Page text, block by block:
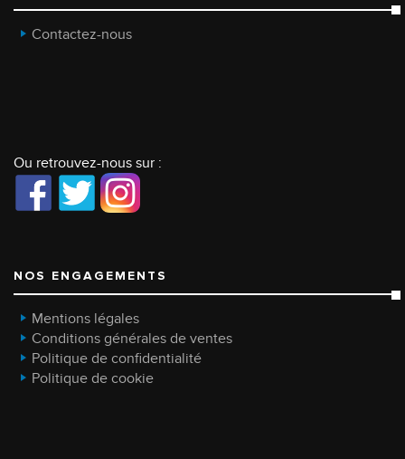
Contactez-nous
Ou retrouvez-nous sur :
NOS ENGAGEMENTS
Mentions légales
Conditions générales de ventes
Politique de confidentialité
Politique de cookie